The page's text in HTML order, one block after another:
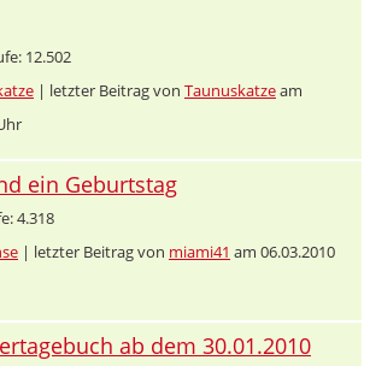
12.502
| letzter Beitrag von Taunuskatzeam
ein Geburtstag
4.318
| letzter Beitrag von miami41 am 06.03.2010
ab dem 30.01.2010